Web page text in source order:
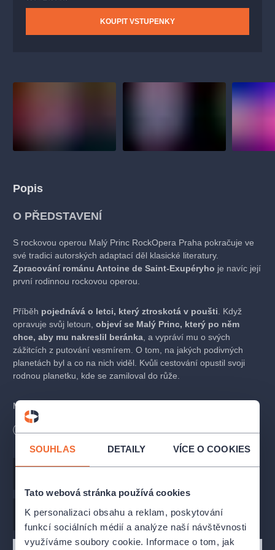
SOUHLAS DETAILY VÍCE O COOKIES
Tato webová stránka používá cookies
K personalizaci obsahu a reklam, poskytování
funkcí sociálních médií a analýze naší návštěvnosti
využíváme soubory cookie. Informace o tom, jak
KOUPIT VSTUPENKY
Popis
O PŘEDSTAVENÍ
S rockovou operou Malý Princ RockOpera Praha pokračuje ve
své tradici autorských adaptací děl klasické literatury.
Zpracování románu Antoine de Saint-Exupéryho je navíc její
první rodinnou rockovou operou.
Příběh pojednává o letci, který ztroskotá v poušti . Když
opravuje svůj letoun, objeví se Malý Princ, který po něm
chce, aby mu nakreslil beránka , a vypráví mu o svých
zážitcích z putování vesmírem. O tom, na jakých podivných
planetách byl a co na nich viděl. Kvůli cestování opustil svoji
rodnou planetku, kde se zamiloval do růže.
Malý Princ je nejznámější dílo francouzského spisovatele
Antoine de Saint-Exupéryho.
pohádka v sobě skrývá filosofický podtext, jenž je čtenáři
jasnější s přibývajícím věkem. Proto je příběh vhodnou látkou
Princ Pavla Forest.
V pořadí již devátá inscenace RockOpery Praha bude opět
vystavena na základě rockové hudby Milana Steigerwalda
který se při jejím komponování rozhodl ukázat zvukomalebnější
stránku své tvorby. Chystá se využít i možnosti hrát pro mladé
Libreto Pavla Forest Režie Irina Andreeva